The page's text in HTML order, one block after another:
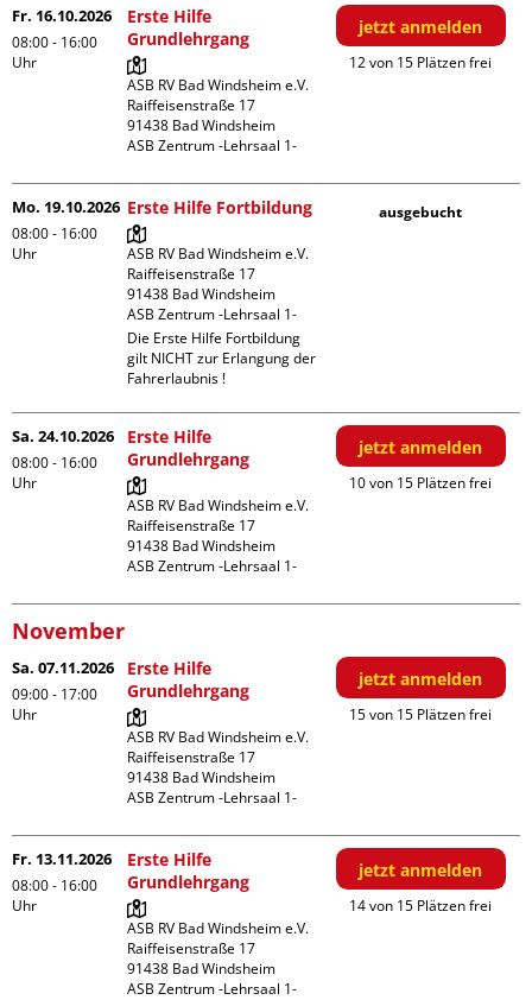
Fr. 16.10.2026
08:00 - 16:00
Uhr
Erste Hilfe
Grundlehrgang
ASB RV Bad Windsheim e.V.
Raiffeisenstraße 17
91438 Bad Windsheim
ASB Zentrum -Lehrsaal 1-
jetzt anmelden
12 von 15 Plätzen frei
Mo. 19.10.2026
08:00 - 16:00
Uhr
Erste Hilfe Fortbildung
ASB RV Bad Windsheim e.V.
Raiffeisenstraße 17
91438 Bad Windsheim
ASB Zentrum -Lehrsaal 1-
Die Erste Hilfe Fortbildung
gilt NICHT zur Erlangung der
Fahrerlaubnis !
ausgebucht
Sa. 24.10.2026
08:00 - 16:00
Uhr
Erste Hilfe
Grundlehrgang
ASB RV Bad Windsheim e.V.
Raiffeisenstraße 17
91438 Bad Windsheim
ASB Zentrum -Lehrsaal 1-
jetzt anmelden
10 von 15 Plätzen frei
November
Sa. 07.11.2026
09:00 - 17:00
Uhr
Erste Hilfe
Grundlehrgang
ASB RV Bad Windsheim e.V.
Raiffeisenstraße 17
91438 Bad Windsheim
ASB Zentrum -Lehrsaal 1-
jetzt anmelden
15 von 15 Plätzen frei
Fr. 13.11.2026
08:00 - 16:00
Uhr
Erste Hilfe
Grundlehrgang
ASB RV Bad Windsheim e.V.
Raiffeisenstraße 17
91438 Bad Windsheim
ASB Zentrum -Lehrsaal 1-
jetzt anmelden
14 von 15 Plätzen frei